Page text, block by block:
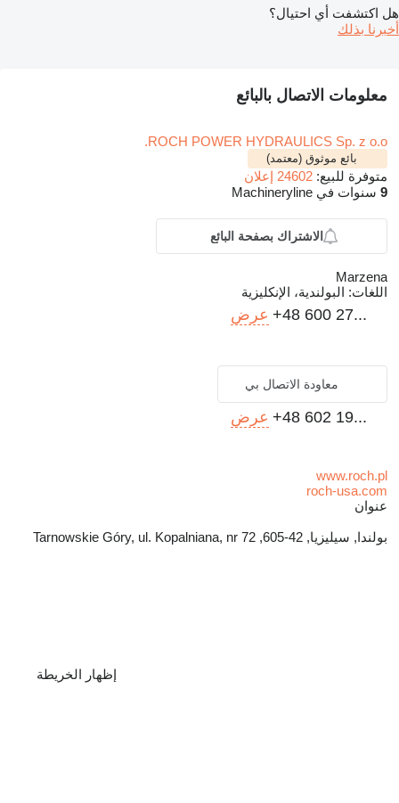
هل اكتشفت أي احتيال؟
أخبرنا بذلك
معلومات الاتصال بالبائع
ROCH POWER HYDRAULICS Sp. z o.o.
بائع موثوق (معتمد)
متوفرة للبيع: 24602 إعلان
9 سنوات في Machineryline
الاشتراك بصفحة البائع
Marzena
اللغات: البولندية، الإنكليزية
+48 600 27... عرض
معاودة الاتصال بي
+48 602 19... عرض
www.roch.pl
roch-usa.com
عنوان
بولندا, سيليزيا, 42-605, Tarnowskie Góry, ul. Kopalniana, nr 72
إظهار الخريطة